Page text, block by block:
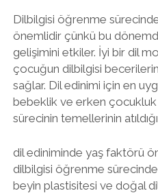
Dilbilgisi öğrenme
önemlidir çünkü bu
gelişimini etkiler. İyi bir dil
çocuğun dilbilgisi
sağlar. Dil edinimi için en
bebeklik ve erken
sürecinin temellerinin
dil ediniminde yaş faktörü
dilbilgisi öğrenme
beyin plastisitesi ve doğal